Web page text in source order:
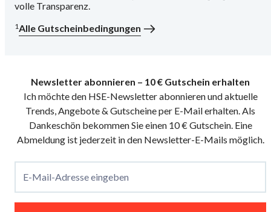
volle Transparenz.
1Alle Gutscheinbedingungen
Newsletter abonnieren – 10 € Gutschein erhalten
Ich möchte den HSE-Newsletter abonnieren und aktuelle
Trends, Angebote & Gutscheine per E-Mail erhalten. Als
Dankeschön bekommen Sie einen 10 € Gutschein. Eine
Abmeldung ist jederzeit in den Newsletter-E-Mails möglich.
E-Mail-Adresse eingeben